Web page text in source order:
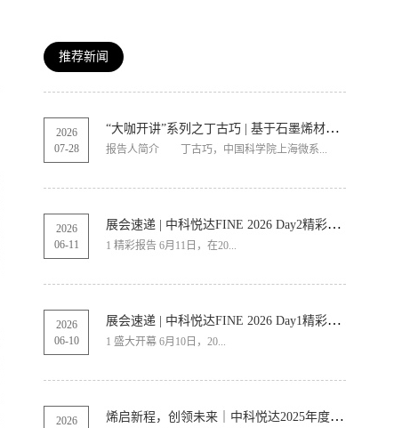
推荐新闻
2026
07-28
“大咖开讲”系列之丁古巧 | 基于石墨烯材料的纵向导热技术报告
报告人简介 丁古巧，中国科学院上海微系...
2026
06-11
展会速递 | 中科悦达FINE 2026 Day2精彩继续
1 精彩报告 6月11日，在20...
2026
06-10
展会速递 | 中科悦达FINE 2026 Day1精彩呈现
1 盛大开幕 6月10日，20...
2026
烯启新程，创领未来｜中科悦达2025年度总结表彰大会圆满召开！